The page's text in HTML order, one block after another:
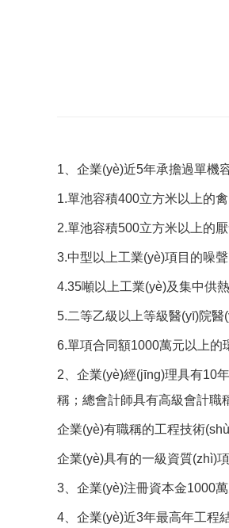
1、企業(yè)近5年承擔過單機
1.單池容積400立方米以上的禽
2.單池容積500立方米以上的厭氧
3.中型以上工業(yè)項目的噪聲
4.35噸以上工業(yè)及集中供熱
5.二等乙級以上等級醫(yī)院醫
6.單項合同額1000萬元以上的
2、企業(yè)經(jīng)理具有10
稱；總會計師具有高級會計職稱
企業(yè)有職稱的工程技術
企業(yè)具有的一級資質(zhì)項
3、企業(yè)注冊資本金1000
4、企業(yè)近3年最高年工程